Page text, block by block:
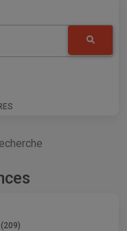
(209)